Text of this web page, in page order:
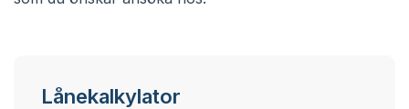
Lånekalkylator